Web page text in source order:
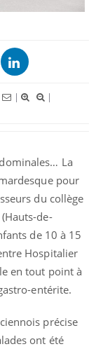
|
|
La
pour
du collège
de-
de 10 à 15
Hospitalier
en tout point à
entérite.
précise
ont été